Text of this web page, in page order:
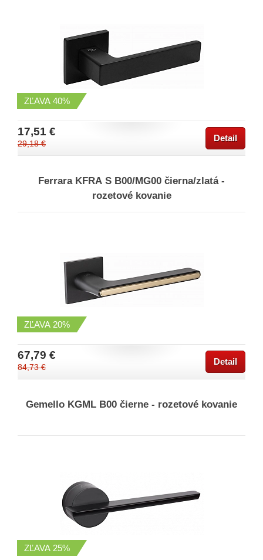
ZĽAVA 40%
17,51 €
29,18 €
Detail
Ferrara KFRA S B00/MG00 čierna/zlatá -
rozetové kovanie
ZĽAVA 20%
67,79 €
84,73 €
Detail
Gemello KGML B00 čierne - rozetové kovanie
ZĽAVA 25%